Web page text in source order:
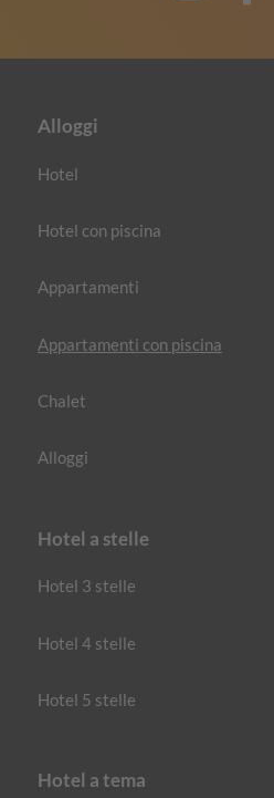
Alloggi
Hotel
Hotel con piscina
Appartamenti
Appartamenti con piscina
Chalet
Alloggi
Hotel a stelle
Hotel 3 stelle
Hotel 4 stelle
Hotel 5 stelle
Hotel a tema